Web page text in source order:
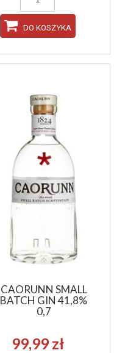
DO KOSZYKA
CAORUNN SMALL
BATCH GIN 41,8%
0,7
99,99 zł